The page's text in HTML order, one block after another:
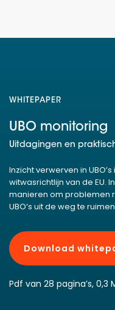
WHITEPAPER
UBO monitoring
Uitdagingen en
Inzicht verwerven in
witwasrichtlijn van de EU.
manieren om problemen
UBO’s uit de weg te
Download
Pdf van 28 pagina’s, 0,3